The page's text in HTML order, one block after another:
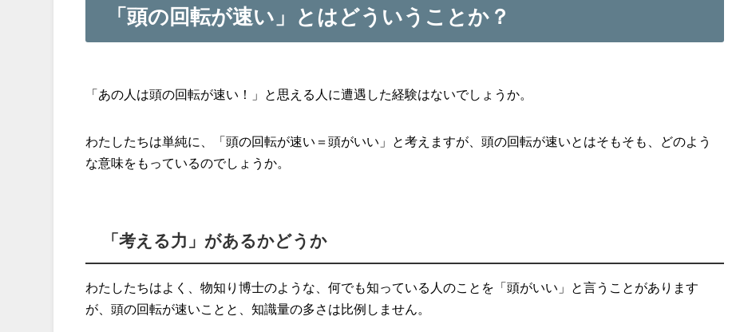
「頭の回転が速い」とはどういうことか？
「あの人は頭の回転が速い！」と思える人に遭遇した経験はないでしょうか。
わたしたちは単純に、「頭の回転が速い＝頭がいい」と考えますが、頭の回転が速いとはそもそも、どのよう
な意味をもっているのでしょうか。
「考える力」があるかどうか
わたしたちはよく、物知り博士のような、何でも知っている人のことを「頭がいい」と言うことがあります
が、頭の回転が速いことと、知識量の多さは比例しません。